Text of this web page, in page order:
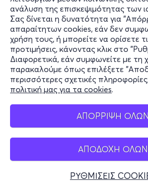
ανάλυση της επισκεψιμότητας των
Σας δίνεται η δυνατότητα για
απαραίτητων cookies, εάν δεν
χρήση τους, ή μπορείτε να ορίσετε
προτιμήσεις, κάνοντας κλικ στο
Διαφορετικά, εάν συμφωνείτε με τη
παρακαλούμε όπως επιλέξετε
περισσότερες σχετικές
πολιτική μας για τα cookies.
ΑΠΟΡΡΙΨΗ
ΑΠΟΔΟΧΗ ΟΛΩΝ
ΡΥΘΜΙΣΕΙΣ